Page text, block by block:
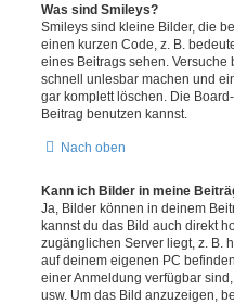
Was sind Smileys?
Smileys sind kleine Bilder, die
einen kurzen Code, z. B.
eines Beitrags sehen.
schnell unlesbar machen und
gar komplett löschen. Die
Beitrag benutzen kannst.
Nach oben
Kann ich Bilder in meine
Ja, Bilder können in deinem
kannst du das Bild auch direkt
zugänglichen Server liegt, z. B.
auf deinem eigenen PC
einer Anmeldung verfügbar
usw. Um das Bild anzuzeigen,